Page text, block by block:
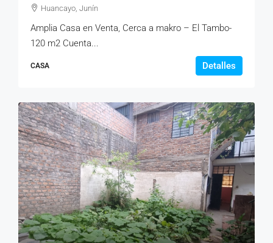
Huancayo, Junín
Amplia Casa en Venta, Cerca a makro – El Tambo-
120 m2 Cuenta...
CASA Detalles